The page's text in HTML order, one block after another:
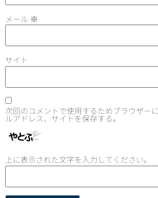
メール ※
サイト
次回のコメントで使用するためブラウザー
ルアドレス、サイトを保存する。
上に表示された文字を入力してください。